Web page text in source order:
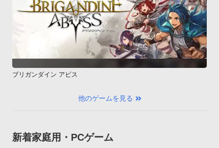
ブリガンダイン アビス
他のゲームを見る
新着家庭用・PCゲーム